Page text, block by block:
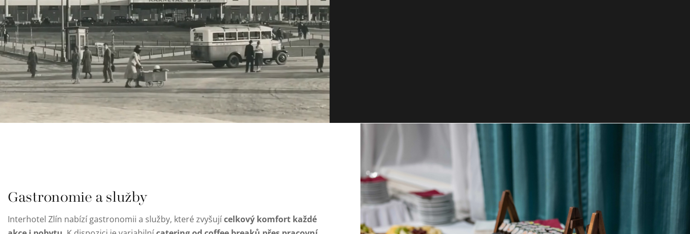
Gastronomie a služby
Interhotel Zlín nabízí gastronomii a služby, které zvyšujícelkový komfort každé